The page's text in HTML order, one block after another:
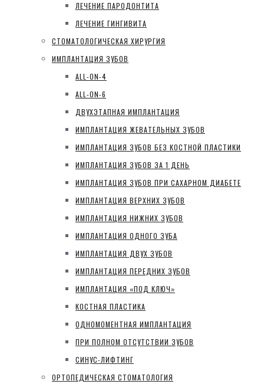
ЛЕЧЕНИЕ ПАРОДОНТИТА
ЛЕЧЕНИЕ ГИНГИВИТА
СТОМАТОЛОГИЧЕСКАЯ ХИРУРГИЯ
ИМПЛАНТАЦИЯ ЗУБОВ
ALL-ON-4
ALL-ON-6
ДВУХЭТАПНАЯ ИМПЛАНТАЦИЯ
ИМПЛАНТАЦИЯ ЖЕВАТЕЛЬНЫХ ЗУБОВ
ИМПЛАНТАЦИЯ ЗУБОВ БЕЗ КОСТНОЙ ПЛАСТИКИ
ИМПЛАНТАЦИЯ ЗУБОВ ЗА 1 ДЕНЬ
ИМПЛАНТАЦИЯ ЗУБОВ ПРИ САХАРНОМ ДИАБЕТЕ
ИМПЛАНТАЦИЯ ВЕРХНИХ ЗУБОВ
ИМПЛАНТАЦИЯ НИЖНИХ ЗУБОВ
ИМПЛАНТАЦИЯ ОДНОГО ЗУБА
ИМПЛАНТАЦИЯ ДВУХ ЗУБОВ
ИМПЛАНТАЦИЯ ПЕРЕДНИХ ЗУБОВ
ИМПЛАНТАЦИЯ «ПОД КЛЮЧ»
КОСТНАЯ ПЛАСТИКА
ОДНОМОМЕНТНАЯ ИМПЛАНТАЦИЯ
ПРИ ПОЛНОМ ОТСУТСТВИИ ЗУБОВ
СИНУС-ЛИФТИНГ
ОРТОПЕДИЧЕСКАЯ СТОМАТОЛОГИЯ